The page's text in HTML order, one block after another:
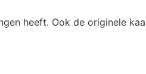
heeft. Ook de originele